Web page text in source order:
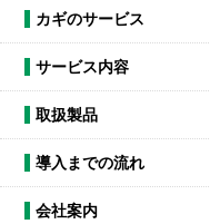
カギのサービス
サービス内容
取扱製品
導入までの流れ
会社案内